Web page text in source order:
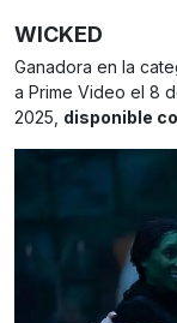
WICKED
Ganadora en la
a Prime Video el 8
2025, disponible